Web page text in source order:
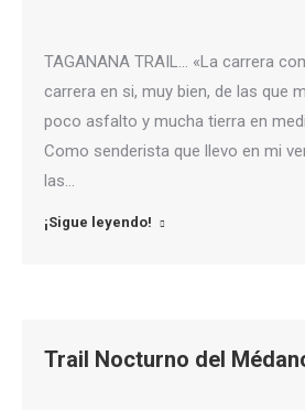
TAGANANA TRAIL… «La carrera
carrera en si, muy bien, de las que
poco asfalto y mucha tierra en
Como senderista que llevo en mi
las…
¡Sigue leyendo!
Trail Nocturno del